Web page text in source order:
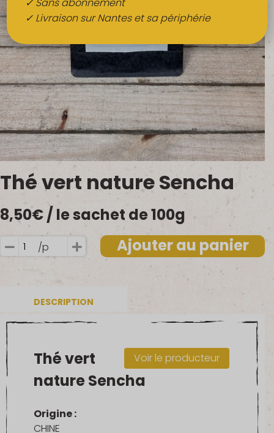
Boissons
QUI SOMMES-NOUS ?
FRUITS BIO AU BUREAU
NOS PRODUCTEURS
NOS MARCHÉS
Thé vert nature Sencha
8,50€/ le sachet de 100g
quantité
Sencha
/p Ajouter au panier
DESCRIPTION
Voir le producteur
Thé vert
nature Sencha
Origine :
CHINE
✓ Livraison sur Nantes et sa périphérie